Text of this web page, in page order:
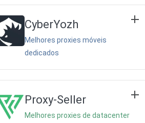
CyberYozh
Melhores proxies móveis
dedicados
Proxy-Seller
Melhores proxies de datacenter